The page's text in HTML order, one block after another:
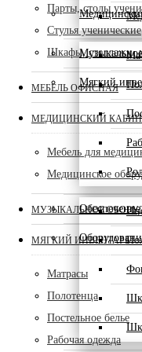
Мягкий
Парты, столы
Стулья ученические
Шкафы, стеллажи,
МЕБЕЛЬ ОФИСНАЯ
МЕДИЦИНСКИЙ
Мебель для
Медицинское
МУЗЫКАЛЬНОЕ
МЯГКИЙ ИНВЕНТАРЬ
Матрасы
Полотенца
Постельное белье
Рабочая одежда